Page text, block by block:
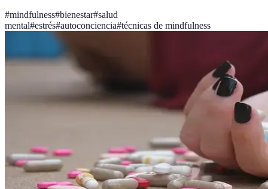
#mindfulness#bienestar#salud
mental#estrés#autoconciencia#técnicas de mindfulness